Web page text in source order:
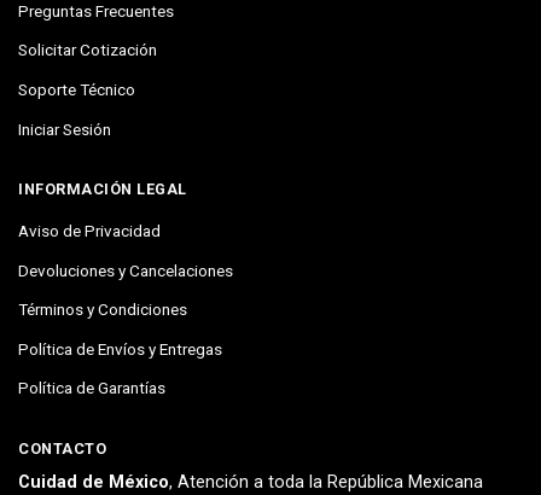
Preguntas Frecuentes
Solicitar Cotización
Soporte Técnico
Iniciar Sesión
INFORMACIÓN LEGAL
Aviso de Privacidad
Devoluciones y Cancelaciones
Términos y Condiciones
Política de Envíos y Entregas
Política de Garantías
CONTACTO
Cuidad de México, Atención a toda la República Mexicana